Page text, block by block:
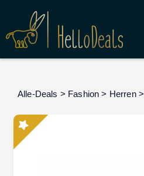
Alle-Deals > Fashion > Herren>